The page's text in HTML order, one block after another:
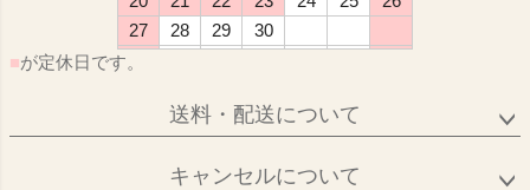
27
28 29
30
■が定休日です。
送料・配送について
キャンセルについて